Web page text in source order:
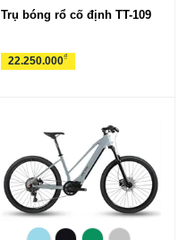
Trụ bóng rổ cố định TT-109
22.250.000₫